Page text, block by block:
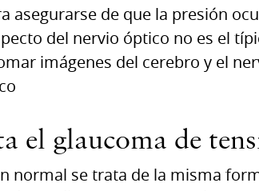
asegurarse de que la presión
del nervio óptico no es el
imágenes del cerebro y el
el glaucoma de
normal se trata de la misma